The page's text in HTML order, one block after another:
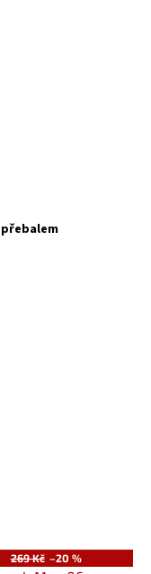
269 Kč –20 %
přebalem